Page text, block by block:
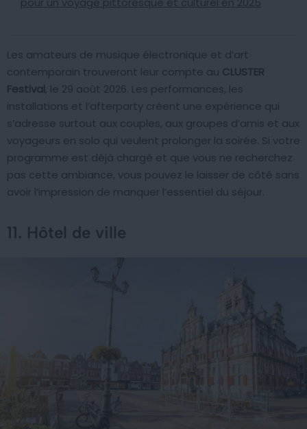
Les amateurs de musique électronique et d’art
contemporain trouveront leur compte au CLUSTER
Festival, le 29 août 2026. Les performances, les
installations et l’afterparty créent une expérience qui
s’adresse surtout aux couples, aux groupes d’amis et aux
voyageurs en solo qui veulent prolonger la soirée. Si votre
programme est déjà chargé et que vous ne recherchez
pas cette ambiance, vous pouvez le laisser de côté sans
avoir l’impression de manquer l’essentiel du séjour.
11. Hôtel de ville